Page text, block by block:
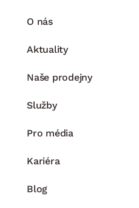
O nás
Aktuality
Naše prodejny
Služby
Pro média
Kariéra
Blog